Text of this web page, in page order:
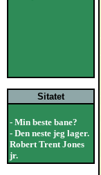
Sitatet
- Min beste bane?
- Den neste jeg lager.
Robert Trent Jones
jr.